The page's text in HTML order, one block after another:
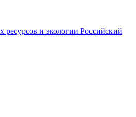
и экологии Российский